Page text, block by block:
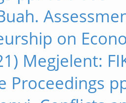
on
Megjelent:
Proceedings